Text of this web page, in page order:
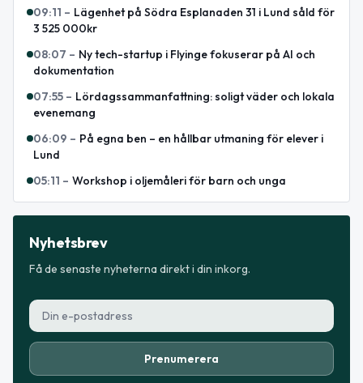
09:11 – Lägenhet på Södra Esplanaden 31 i Lund såld för
3 525 000kr
08:07 – Ny tech-startup i Flyinge fokuserar på AI och
dokumentation
07:55 – Lördagssammanfattning: soligt väder och lokala
evenemang
06:09 – På egna ben – en hållbar utmaning för elever i
Lund
05:11 – Workshop i oljemåleri för barn och unga
Nyhetsbrev
Få de senaste nyheterna direkt i din inkorg.
Prenumerera